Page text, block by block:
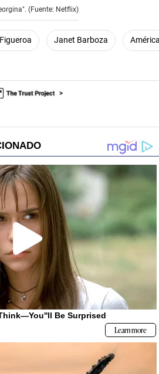
(Fuente: Netflix)
Janet Barboza